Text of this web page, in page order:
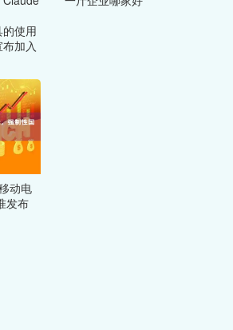
使用
加入
动电
发布